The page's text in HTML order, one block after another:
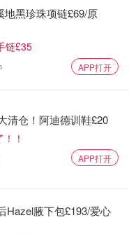
黑珍珠项链£69/原
链£35
APP打开
清仓！阿迪德训鞋£20
！
APP打开
Hazel腋下包£193/爱心